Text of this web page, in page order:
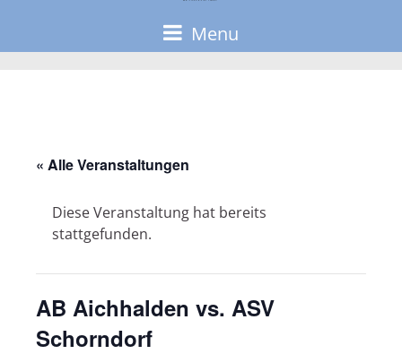
Menu
« Alle Veranstaltungen
Diese Veranstaltung hat bereits
stattgefunden.
AB Aichhalden vs. ASV
Schorndorf